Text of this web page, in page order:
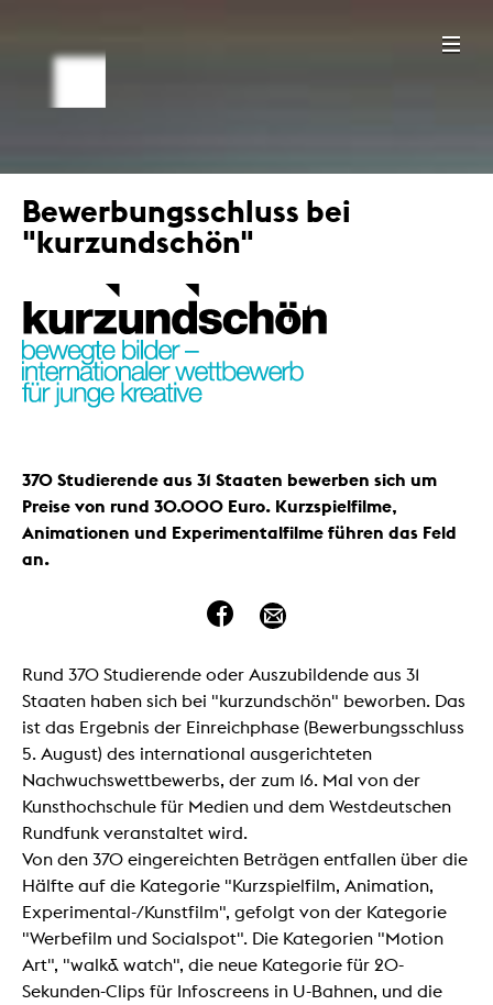
Bewerbungsschluss bei
"kurzundschön"
+ 1
370 Studierende aus 31 Staaten bewerben sich um
Preise von rund 30.000 Euro. Kurzspielfilme,
Animationen und Experimentalfilme führen das Feld
an.
Rund 370 Studierende oder Auszubildende aus 31
Staaten haben sich bei "kurzundschön" beworben. Das
ist das Ergebnis der Einreichphase (Bewerbungsschluss
5. August) des international ausgerichteten
Nachwuchswettbewerbs, der zum 16. Mal von der
Kunsthochschule für Medien und dem Westdeutschen
Rundfunk veranstaltet wird.
Von den 370 eingereichten Beträgen entfallen über die
Hälfte auf die Kategorie "Kurzspielfilm, Animation,
Experimental-/Kunstfilm", gefolgt von der Kategorie
"Werbefilm und Socialspot". Die Kategorien "Motion
Art", "walk& watch", die neue Kategorie für 20-
Sekunden-Clips für Infoscreens in U-Bahnen, und die